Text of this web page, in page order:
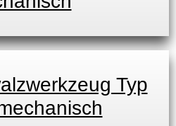
Typ